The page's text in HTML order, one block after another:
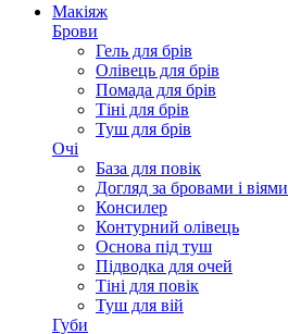
Макіяж
Брови
Гель для брів
Олівець для брів
Помада для брів
Тіні для брів
Туш для брів
Очі
База для повік
Догляд за бровами і віями
Консилер
Контурний олівець
Основа під туш
Підводка для очей
Тіні для повік
Туш для вій
Губи